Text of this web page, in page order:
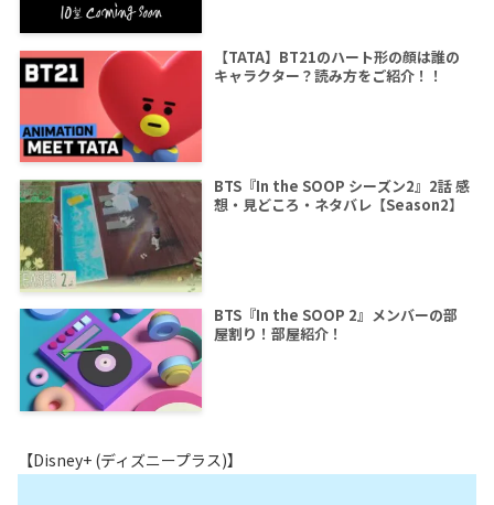
【TATA】BT21のハート形の顔は誰の
キャラクター？読み方をご紹介！！
BTS『In the SOOP シーズン2』2話 感
想・見どころ・ネタバレ【Season2】
BTS『In the SOOP 2』メンバーの部
屋割り！部屋紹介！
【Disney+ (ディズニープラス)】